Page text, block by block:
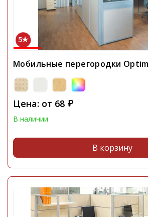
5
Мобильные перегородки
Цена: от 68 ₽
В наличии
В корзину